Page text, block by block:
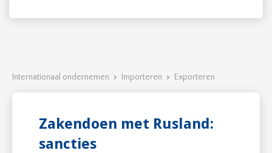
Duurzaam ondernemen
Internationaal ondernemen
Internationaal ondernemen > Importeren > Exporteren
Zakendoen met Rusland:
sancties